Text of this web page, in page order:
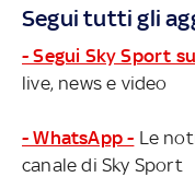
Segui tutti gli
- Segui Sky Sport
live, news e video
- WhatsApp - Le
canale di Sky Sport